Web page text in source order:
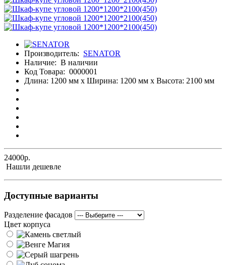
Производитель: SENATOR
Наличие: В наличии
Код Товара: 0000001
Длина: 1200 мм x Ширина: 1200 мм x Высота: 2100 мм
24000р.
Нашли дешевле
Доступные варианты
Разделение фасадов
Цвет корпуса